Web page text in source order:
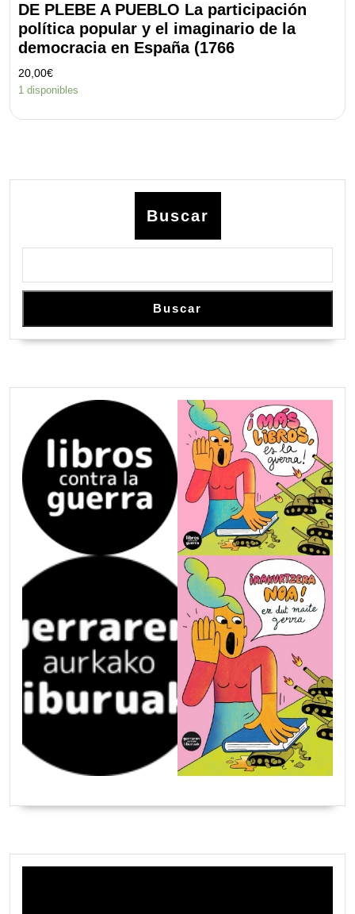
DE PLEBE A PUEBLO La participación
política popular y el imaginario de la
democracia en España (1766
20,00€
1 disponibles
Buscar
Buscar